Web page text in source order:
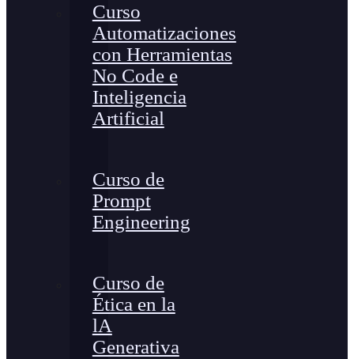
Curso
Automatizaciones
con Herramientas
No Code e
Inteligencia
Artificial
Curso de
Prompt
Engineering
Curso de
Ética en la
lA
Generativa